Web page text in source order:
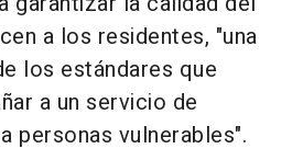
a los residentes, "una
los estándares que
a un servicio de
personas vulnerables".